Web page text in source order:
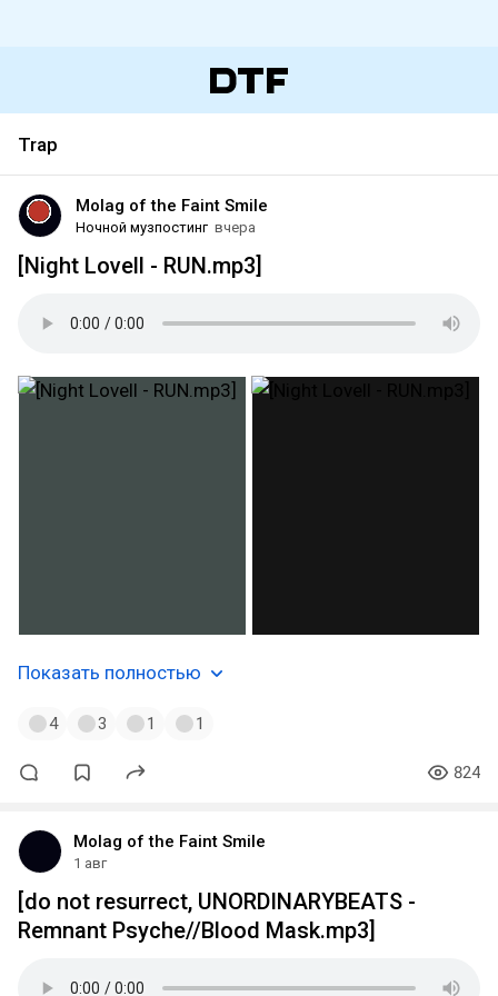
Trap
Molag of the Faint Smile
Ночной музпостинг вчера
[Night Lovell - RUN.mp3]
Показать полностью
4 3 1 1
824
Molag of the Faint Smile
1 авг
[do not resurrect, UNORDINARYBEATS -
Remnant Psyche//Blood Mask.mp3]